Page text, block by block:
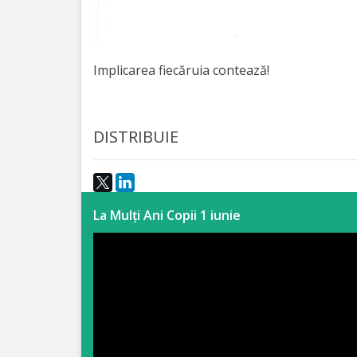
regulamente
Implicarea fiecăruia contează!
DISTRIBUIE
La Mulți Ani Copii 1 iunie